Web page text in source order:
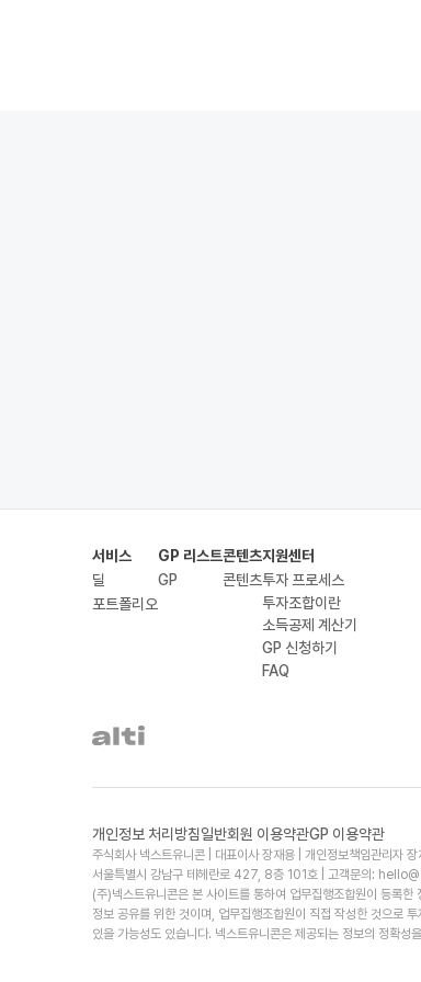
서비스
딜
포트폴리오
GP 리스트
GP
콘텐츠
콘텐츠
지원센터
투자 프로세스
투자조합이란
소득공제 계산기
GP 신청하기
FAQ
개인정보 처리방침일반회원 이용약관GP 이용약관
주식회사 넥스트유니콘 | 대표이사 장재용 | 개인정보책임관
서울특별시 강남구 테헤란로 427, 8층 101호 | 고객문의:
(주)넥스트유니콘은 본 사이트를 통하여 업무집행조합원이 등록
정보 공유를 위한 것이며, 업무집행조합원이 직접 작성한 것으로
있을 가능성도 있습니다. 넥스트유니콘은 제공되는 정보의 정확